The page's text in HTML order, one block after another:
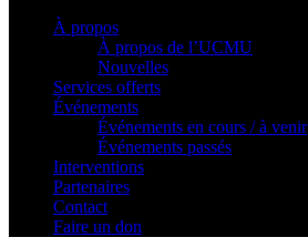
À propos
À propos de l’UCMU
Nouvelles
Services offerts
Événements
Événements en cours / à venir
Événements passés
Interventions
Partenaires
Contact
Faire un don